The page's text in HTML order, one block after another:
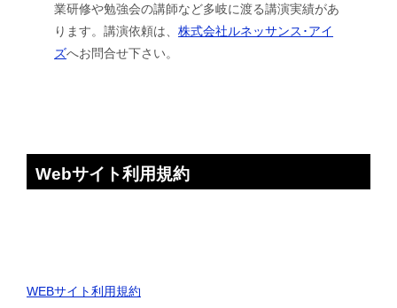
業研修や勉強会の講師など多岐に渡る講演実績があ
ります。講演依頼は、株式会社ルネッサンス･アイ
ズへお問合せ下さい。
Webサイト利用規約
WEBサイト利用規約